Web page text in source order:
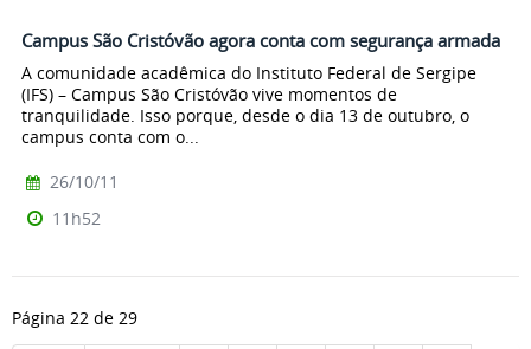
Campus São Cristóvão agora conta com segurança armada
A comunidade acadêmica do Instituto Federal de Sergipe
(IFS) – Campus São Cristóvão vive momentos de
tranquilidade. Isso porque, desde o dia 13 de outubro, o
campus conta com o...
26/10/11
11h52
Página 22 de 29